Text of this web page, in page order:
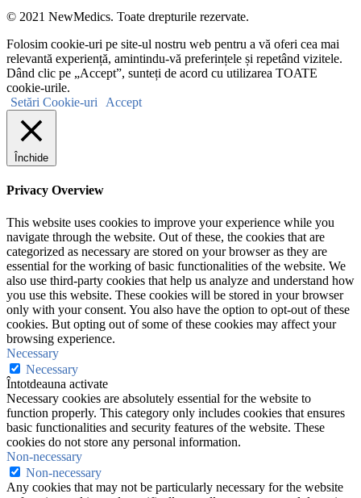
© 2021 NewMedics. Toate drepturile rezervate.
Folosim cookie-uri pe site-ul nostru web pentru a vă oferi cea mai
relevantă experiență, amintindu-vă preferințele și repetând vizitele.
Dând clic pe „Accept”, sunteți de acord cu utilizarea TOATE
cookie-urile.
Setări Cookie-uri
Accept
Închide
Privacy Overview
This website uses cookies to improve your experience while you
navigate through the website. Out of these, the cookies that are
categorized as necessary are stored on your browser as they are
essential for the working of basic functionalities of the website. We
also use third-party cookies that help us analyze and understand how
you use this website. These cookies will be stored in your browser
only with your consent. You also have the option to opt-out of these
cookies. But opting out of some of these cookies may affect your
browsing experience.
Necessary
Necessary
Întotdeauna activate
Necessary cookies are absolutely essential for the website to
function properly. This category only includes cookies that ensures
basic functionalities and security features of the website. These
cookies do not store any personal information.
Non-necessary
Non-necessary
Any cookies that may not be particularly necessary for the website